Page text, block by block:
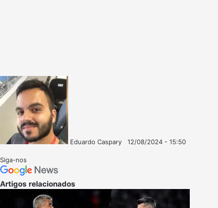
Eduardo Caspary
12/08/2024 - 15:50
Siga-nos
Artigos relacionados